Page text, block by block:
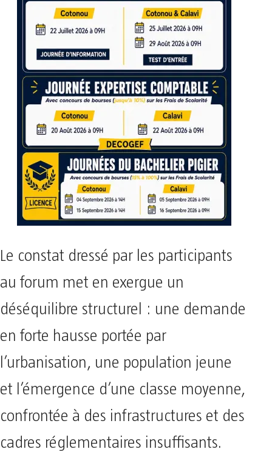
Le constat dressé par les participants
au forum met en exergue un
déséquilibre structurel : une demande
en forte hausse portée par
l’urbanisation, une population jeune
et l’émergence d’une classe moyenne,
confrontée à des infrastructures et des
cadres réglementaires insuffisants.